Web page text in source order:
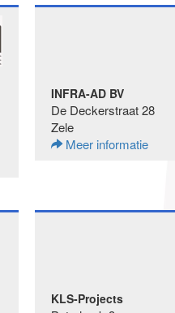
INFRA-AD BV
De Deckerstraat 28
Zele
Meer informatie
KLS-Projects